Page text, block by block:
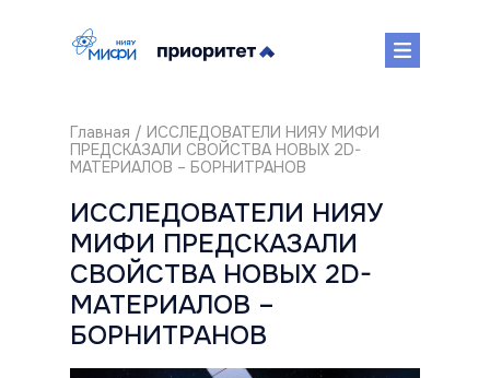
Главная / ИССЛЕДОВАТЕЛИ НИЯУ МИФИ
ПРЕДСКАЗАЛИ СВОЙСТВА НОВЫХ 2D-
МАТЕРИАЛОВ – БОРНИТРАНОВ
ИССЛЕДОВАТЕЛИ НИЯУ
МИФИ ПРЕДСКАЗАЛИ
СВОЙСТВА НОВЫХ 2D-
МАТЕРИАЛОВ –
БОРНИТРАНОВ